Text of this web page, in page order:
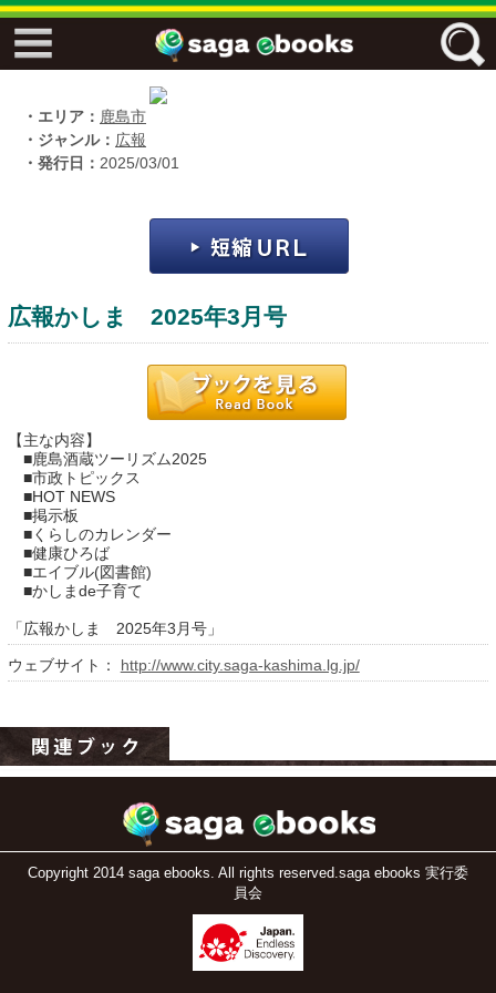
キーワード
・エリア： 鹿島市
・ジャンル： 広報
・発行日： 2025/03/01
広報かしま 2025年3月号
【主な内容】
■鹿島酒蔵ツーリズム2025
■市政トピックス
■HOT NEWS
■掲示板
■くらしのカレンダー
■健康ひろば
■エイブル(図書館)
■かしまde子育て
「広報かしま 2025年3月号」
ウェブサイト： http://www.city.saga-kashima.lg.jp/
Copyright 2014 saga ebooks. All rights reserved.saga ebooks 実行委
員会
↓↓ ebooks専用本棚 ↓↓
運営：福博印刷
saga ebooksとは
ご利用ガイド